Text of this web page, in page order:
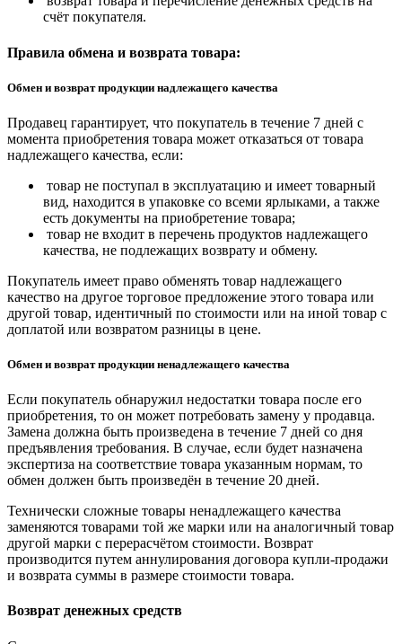
счёт покупателя.
Правила обмена и возврата товара:
Обмен и возврат продукции надлежащего качества
Продавец гарантирует, что покупатель в течение 7 дней с
момента приобретения товара может отказаться от товара
надлежащего качества, если:
товар не поступал в эксплуатацию и имеет товарный
вид, находится в упаковке со всеми ярлыками, а также
есть документы на приобретение товара;
товар не входит в перечень продуктов надлежащего
качества, не подлежащих возврату и обмену.
Покупатель имеет право обменять товар надлежащего
качество на другое торговое предложение этого товара или
другой товар, идентичный по стоимости или на иной товар с
доплатой или возвратом разницы в цене.
Обмен и возврат продукции ненадлежащего качества
Если покупатель обнаружил недостатки товара после его
приобретения, то он может потребовать замену у продавца.
Замена должна быть произведена в течение 7 дней со дня
предъявления требования. В случае, если будет назначена
экспертиза на соответствие товара указанным нормам, то
обмен должен быть произведён в течение 20 дней.
Технически сложные товары ненадлежащего качества
заменяются товарами той же марки или на аналогичный товар
другой марки с перерасчётом стоимости. Возврат
производится путем аннулирования договора купли-продажи
и возврата суммы в размере стоимости товара.
Возврат денежных средств